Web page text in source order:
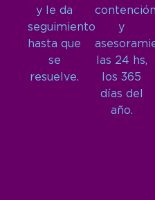
y le da
seguimiento
hasta que
se
resuelve.
contención
y
las 24 hs,
los 365
días del
año.